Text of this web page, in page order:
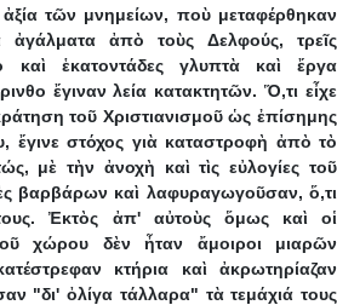
τῶν μνημείων, ποὺ μεταφέρθηκαν
ἀπὸ τοὺς Δελφούς, τρεῖς
καὶ ἑκατοντάδες γλυπτὰ καὶ ἔργα
ἔγιναν λεία κατακτητῶν. Ὅ,τι εἶχε
τοῦ Χριστιανισμοῦ ὡς ἐπίσημης
ἔγινε στόχος γιὰ καταστροφὴ ἀπὸ τὸ
μὲ τὴν ἀνοχὴ καὶ τὶς εὐλογίες τοῦ
βαρβάρων καὶ λαφυραγωγοῦσαν, ὅ,τι
Ἐκτὸς ἀπ' αὐτοὺς ὅμως καὶ οἱ
χώρου δὲν ἦταν ἄμοιροι μιαρῶν
κτήρια καὶ ἀκρωτηρίαζαν
"δι' ὀλίγα τάλλαρα" τὰ τεμάχιά τους